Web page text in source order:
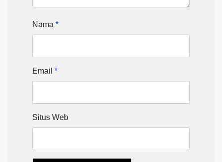
Nama *
Email *
Situs Web